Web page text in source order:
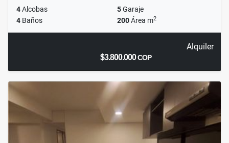
4Alcobas 5Garaje
4 Baños 200Área m2
Alquiler
$3.800.000COP